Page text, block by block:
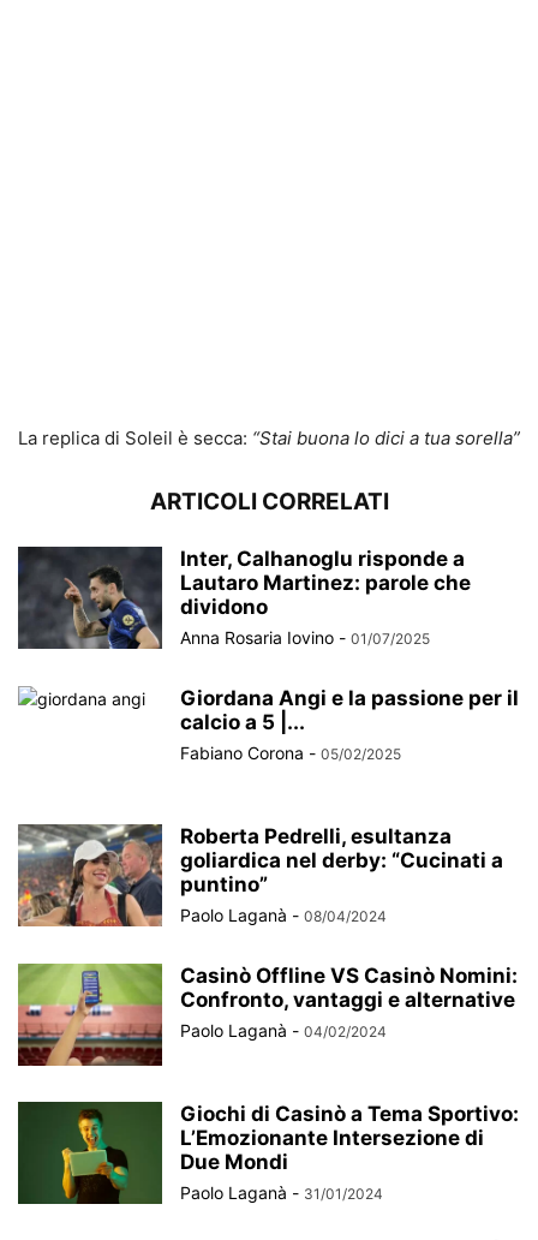
La replica di Soleil è secca: “Stai buona lo dici a tua sorella”
ARTICOLI CORRELATI
Inter, Calhanoglu risponde a
Lautaro Martinez: parole che
dividono
Anna Rosaria Iovino - 01/07/2025
Giordana Angi e la passione per il
calcio a 5 |...
Fabiano Corona - 05/02/2025
Roberta Pedrelli, esultanza
goliardica nel derby: “Cucinati a
puntino”
Paolo Laganà - 08/04/2024
Casinò Offline VS Casinò Nomini:
Confronto, vantaggi e alternative
Paolo Laganà - 04/02/2024
Giochi di Casinò a Tema Sportivo:
L’Emozionante Intersezione di
Due Mondi
Paolo Laganà - 31/01/2024